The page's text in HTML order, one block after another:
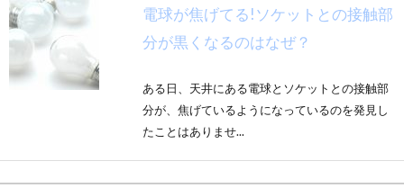
電球が焦げてる!ソケットとの接触部
分が黒くなるのはなぜ？
ある日、天井にある電球とソケットとの接触部
分が、焦げているようになっているのを発見し
たことはありませ...